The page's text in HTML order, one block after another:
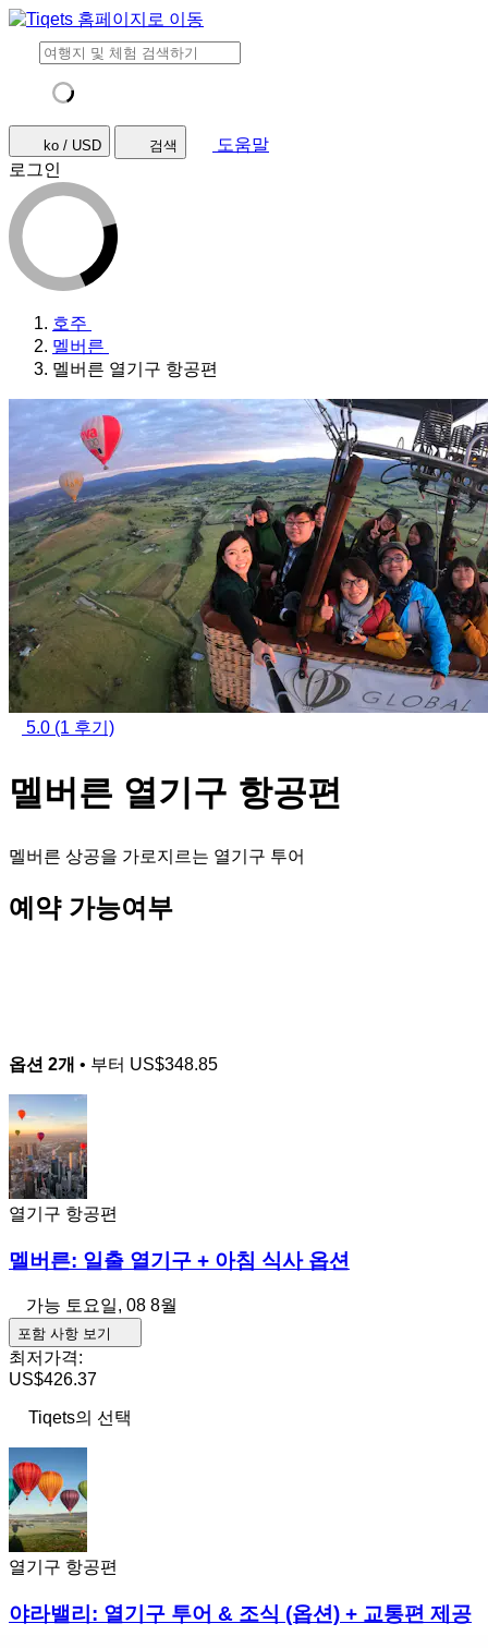
ko / USD 검색
도움말
로그인
호주
멜버른
멜버른 열기구 항공편
5.0 (1 후기)
멜버른 열기구 항공편
멜버른 상공을 가로지르는 열기구 투어
예약 가능여부
옵션 2개 • 부터 US$348.85
열기구 항공편
멜버른: 일출 열기구 + 아침 식사 옵션
가능 토요일, 08 8월
포함 사항 보기
최저가격:
US$426.37
Tiqets의 선택
열기구 항공편
야라밸리: 열기구 투어 & 조식 (옵션) + 교통편 제공